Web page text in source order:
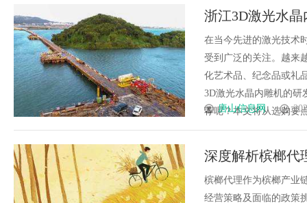
浙江3D激光水
在当今先进的激光技术
受到广泛的关注。越来
化艺术品、纪念品或礼
3D激光水晶内雕机的研
荐呢？本文将从选购要
唐山信息网
深度解析槟榔代
槟榔代理作为槟榔产业
经营策略及面临的政策